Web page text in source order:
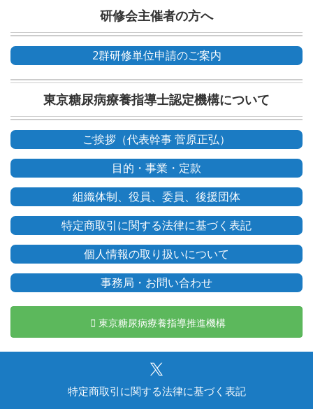
研修会主催者の方へ
2群研修単位申請のご案内
東京糖尿病療養指導士認定機構について
ご挨拶（代表幹事 菅原正弘）
目的・事業・定款
組織体制、役員、委員、後援団体
特定商取引に関する法律に基づく表記
個人情報の取り扱いについて
事務局・お問い合わせ
東京糖尿病療養指導推進機構
特定商取引に関する法律に基づく表記